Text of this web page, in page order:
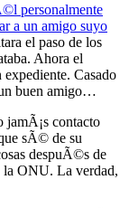
personalmente
a un amigo suyo
el paso de los
Ahora el
Casado
buen amigo…
jamÃ¡s contacto
sÃ© de su
despuÃ©s de
la ONU. La verdad,